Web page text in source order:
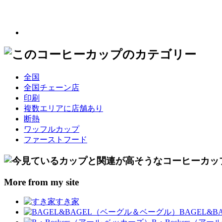
全国
全国チェーン店
印刷
複数エリアに店舗あり
断熱
ワッフルカップ
ファーストフード
More from my site
すき家